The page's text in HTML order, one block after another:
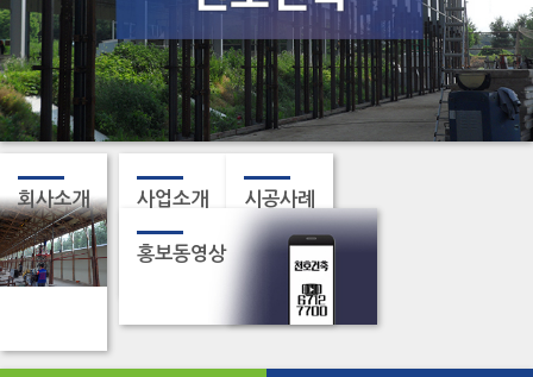
회사소개 사업소개 시공사례
홍보동영상